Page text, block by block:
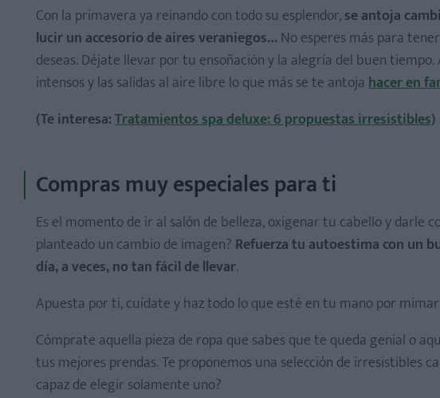
Con la primavera ya reinando con todo su esplendor,se antoja
lucir un accesorio de aires veraniegos…No esperes más para
deseas. Déjate llevar por tu ensoñación y la alegría del buen
intensos y las salidas al aire libre lo que más se te antoja hacer en
(Te interesa:Tratamientos spa deluxe: 6 propuestas irresistibles)
Compras muy especiales para ti
Es el momento de ir al salón de belleza, oxigenar tu cabello y darle
planteado un cambio de imagen? Refuerza tu autoestima con un
día, a veces, no tan fácil de llevar.
Apuesta por ti, cuídate y haz todo lo que esté en tu mano por
Cómprate aquella pieza de ropa que sabes que te queda genial o
tus mejores prendas. Te proponemos una selección de irresistibles
capaz de elegir solamente uno?